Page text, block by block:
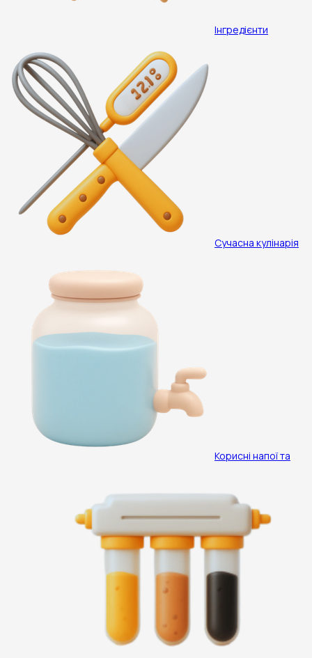
Інгредієнти
Сучасна кулінарія
Корисні напої та